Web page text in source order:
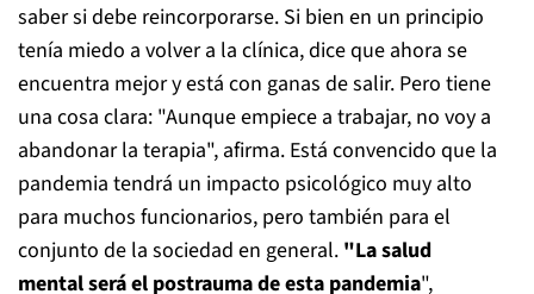
saber si debe reincorporarse. Si bien en un principio
tenía miedo a volver a la clínica, dice que ahora se
encuentra mejor y está con ganas de salir. Pero tiene
una cosa clara: "Aunque empiece a trabajar, no voy a
abandonar la terapia", afirma. Está convencido que la
pandemia tendrá un impacto psicológico muy alto
para muchos funcionarios, pero también para el
conjunto de la sociedad en general. "La salud
mentalserá el postrauma de esta pandemia",